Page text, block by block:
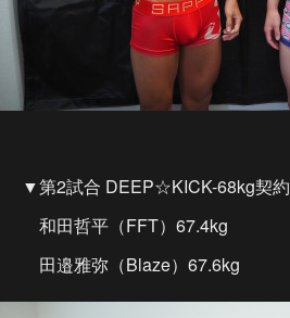
▼第2試合 DEEP☆KICK-68kg契
和田哲平（FFT）67.4kg
田邉雅弥（Blaze）67.6kg